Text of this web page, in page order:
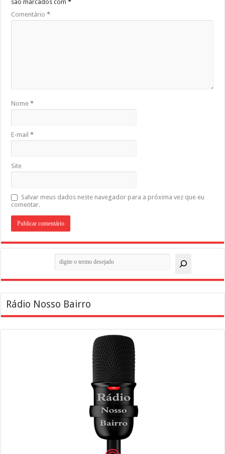
são marcados com*
Comentário*
Nome*
E-mail*
Site
Salvar meus dados neste navegador para a próxima vez que eu
comentar.
Rádio Nosso Bairro